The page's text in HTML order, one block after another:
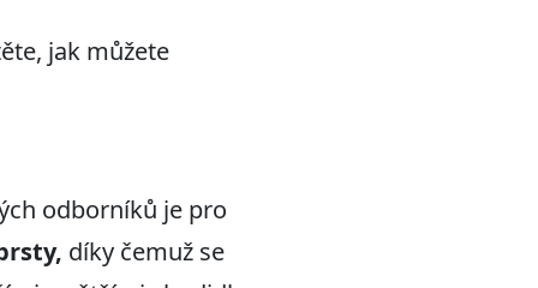
jak můžete
odborníků je pro
díky čemuž se